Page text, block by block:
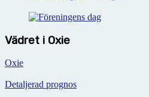
Vädret i Oxie
Oxie
Detaljerad prognos